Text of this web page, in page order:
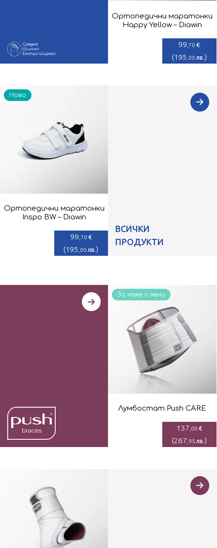
Ортопедични маратонки
Happy Yellow – Diawin
99 ,70 €
(195 ,00 лв.)
Ортопедични маратонки
Inspo BW – Diawin
99 ,70 €
(195 ,00 лв.)
Ново
ВСИЧКИ
ПРОДУКТИ
Лумбостaт Push CARE
137 ,00 €
(267 ,95 лв.)
За мъже и жени